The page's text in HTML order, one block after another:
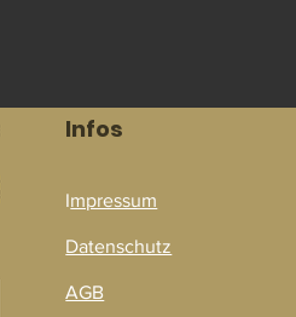
Zahlarten
Infos
Impressum
Datenschutz
AGB